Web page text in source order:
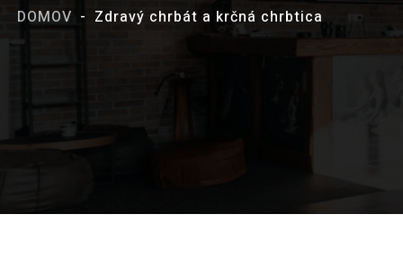
WORKSHOPY
KONTAKT
DOMOV - Zdravý chrbát a krčná chrbtica